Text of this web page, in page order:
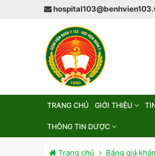
TRANG CHỦ GIỚI THIỆU
THÔNG TIN DƯỢC
Trang chủ Bảng giá